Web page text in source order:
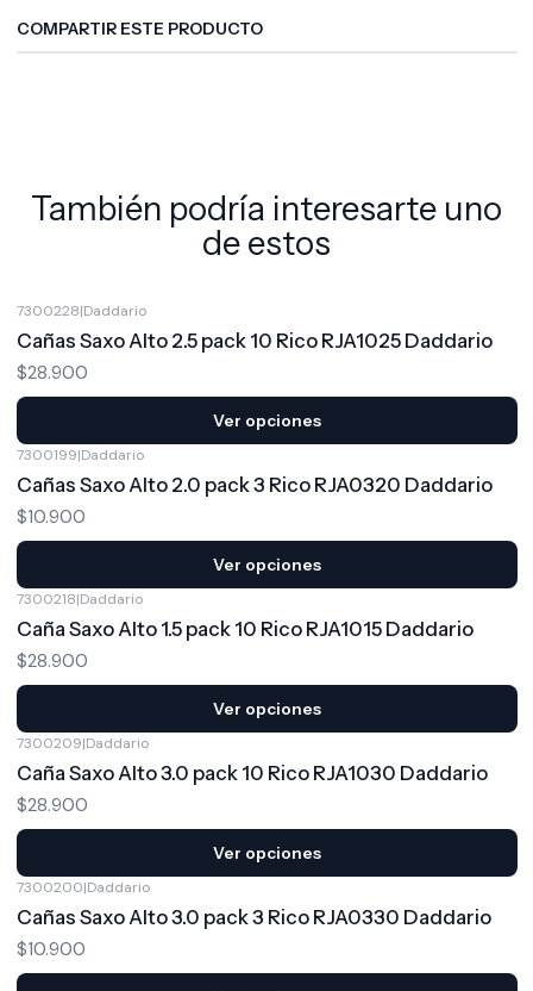
COMPARTIR ESTE PRODUCTO
También podría interesarte uno
de estos
7300228|Daddario
Cañas Saxo Alto 2.5 pack 10 Rico RJA1025 Daddario
$28.900
Ver opciones
7300199|Daddario
Cañas Saxo Alto 2.0 pack 3 Rico RJA0320 Daddario
$10.900
Ver opciones
7300218|Daddario
Caña Saxo Alto 1.5 pack 10 Rico RJA1015 Daddario
$28.900
Ver opciones
7300209|Daddario
Caña Saxo Alto 3.0 pack 10 Rico RJA1030 Daddario
$28.900
Ver opciones
7300200|Daddario
Cañas Saxo Alto 3.0 pack 3 Rico RJA0330 Daddario
$10.900